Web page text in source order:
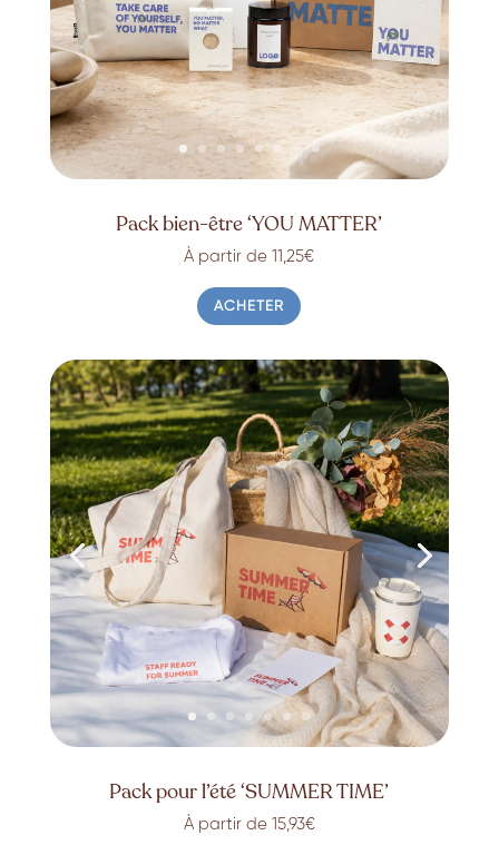
Pack bien-être ‘YOU MATTER’
À partir de 11,25€
ACHETER
Pack pour l’été ‘SUMMER TIME’
À partir de 15,93€